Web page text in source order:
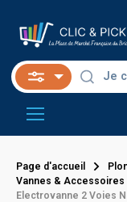
Page d'accueil
Vannes & Accessoires
Electrovanne 2 Voies